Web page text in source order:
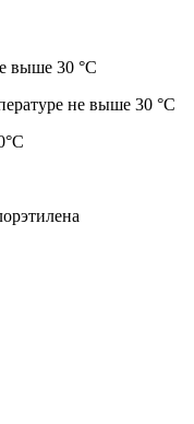
выше 30 °C
не выше 30 °C